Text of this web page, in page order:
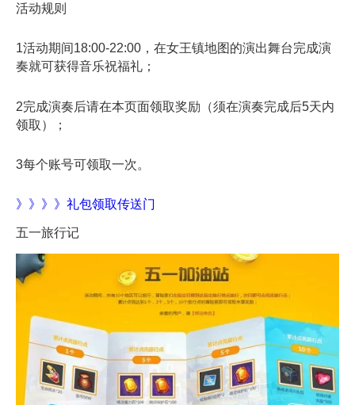
活动规则
1活动期间18:00-22:00，在女王镇地图的演出舞台完成演
奏就可获得音乐祝福礼；
2完成演奏后请在本页面领取奖励（须在演奏完成后5天内
领取）；
3每个账号可领取一次。
》》》》礼包领取传送门
五一旅行记